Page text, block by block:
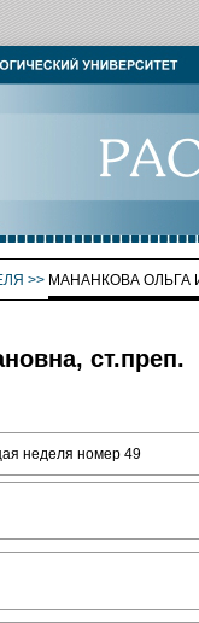
>> МАНАНКОВА ОЛЬГА
ст.преп.
неделя номер 49